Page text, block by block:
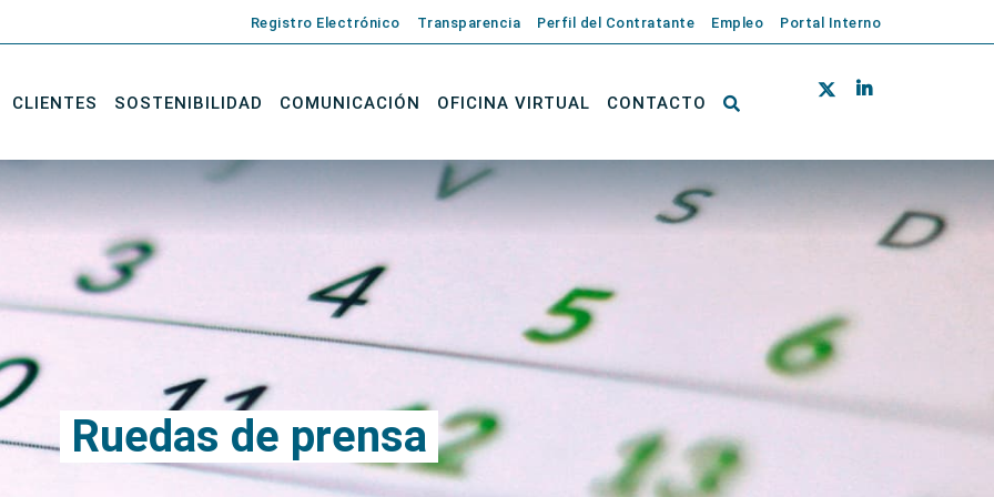
Registro Electrónico Transparencia Perfil del Contratante Empleo Portal Interno
CLIENTES SOSTENIBILIDAD COMUNICACIÓN OFICINA VIRTUAL CONTACTO
Ruedas de prensa